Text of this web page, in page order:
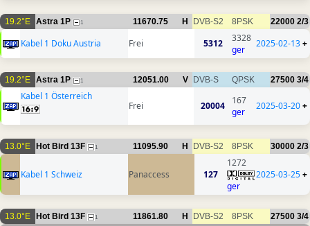
19.2°E Astra 1P 1 11670.75 H DVB-S2 8PSK 22000 2/3
Kabel 1 Doku Austria Frei 5312
3328
ger
2025-02-13+
19.2°E Astra 1P 1 12051.00 V DVB-S QPSK 27500 3/4
Kabel 1 Österreich
Frei
20004
167
ger
2025-03-20+
13.0°E Hot Bird 13F 1 11095.90 H DVB-S2 8PSK 30000 2/3
Kabel 1 Schweiz Panaccess 127
1272
ger
2025-03-25+
13.0°E Hot Bird 13F 1 11861.80 H DVB-S2 8PSK 27500 3/4